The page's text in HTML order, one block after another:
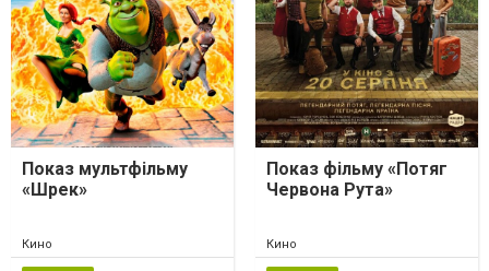
Показ мультфільму
«Шрек»
Кино
Показ фільму «Потяг
Червона Рута»
Кино